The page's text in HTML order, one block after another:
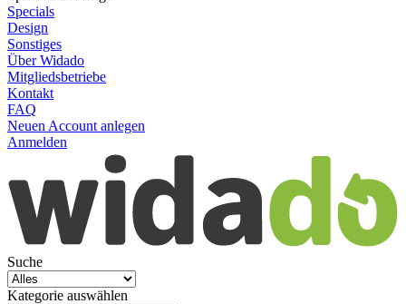
Specials
Design
Sonstiges
Über Widado
Mitgliedsbetriebe
Kontakt
FAQ
Neuen Account anlegen
Anmelden
Suche
Kategorie auswählen